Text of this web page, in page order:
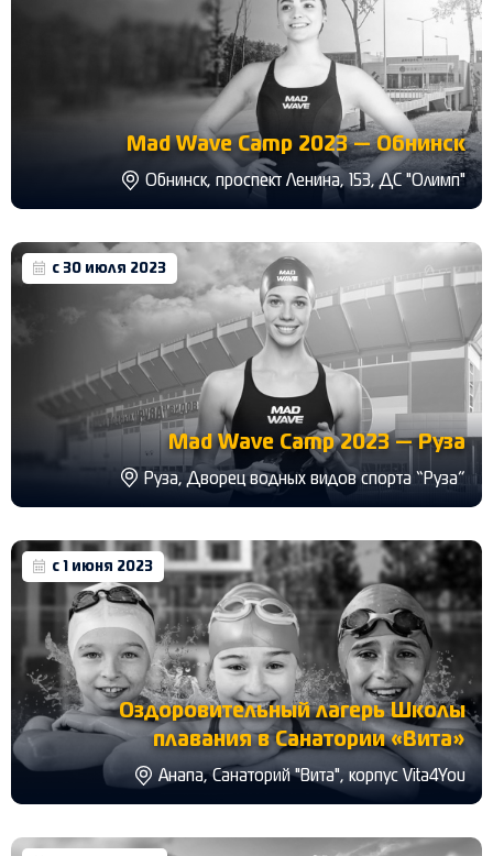
Mad Wave Camp 2023 — Обнинск
Обнинск, проспект Ленина, 153, ДС "Олимп"
с 30 июля 2023
Mad Wave Camp 2023 — Руза
Руза, Дворец водных видов спорта “Руза”
с 1 июня 2023
Оздоровительный лагерь Школы
плавания в Санатории «Вита»
Анапа, Санаторий "Вита", корпус Vita4You